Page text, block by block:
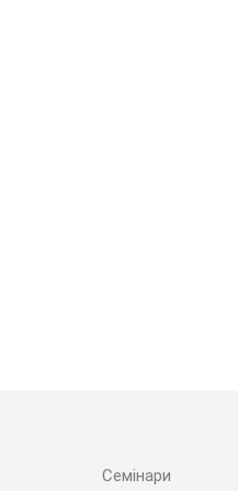
Семінари